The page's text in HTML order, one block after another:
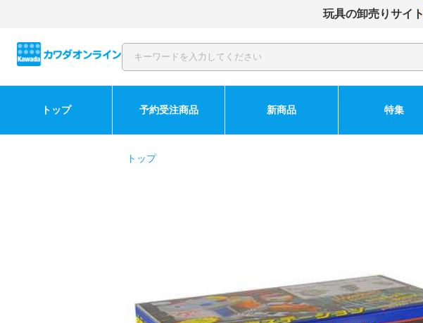
玩具の卸売りサイト
トップ 予約受注商品 新商品 特集
トップ